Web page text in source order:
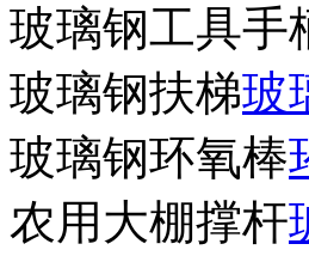
玻璃钢工具手
玻璃钢扶梯玻
玻璃钢环氧棒
农用大棚撑杆